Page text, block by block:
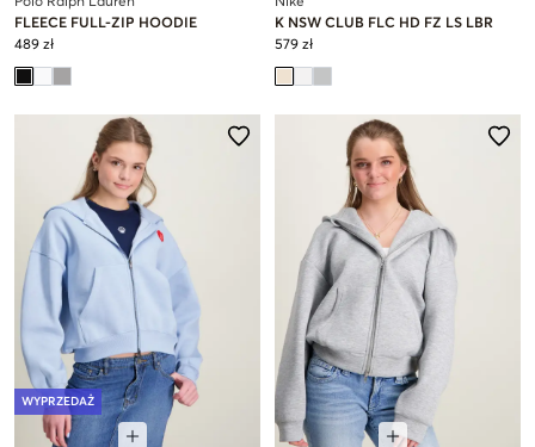
FLEECE FULL-ZIP HOODIE
489 zł
K NSW CLUB FLC HD FZ LS LBR
579 zł
WYPRZEDAŻ